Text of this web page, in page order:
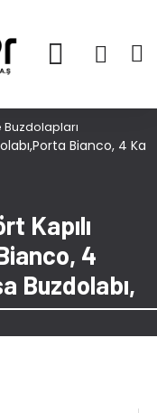
Bianco, 4 Ka
Kapılı
4
Buzdolabı,